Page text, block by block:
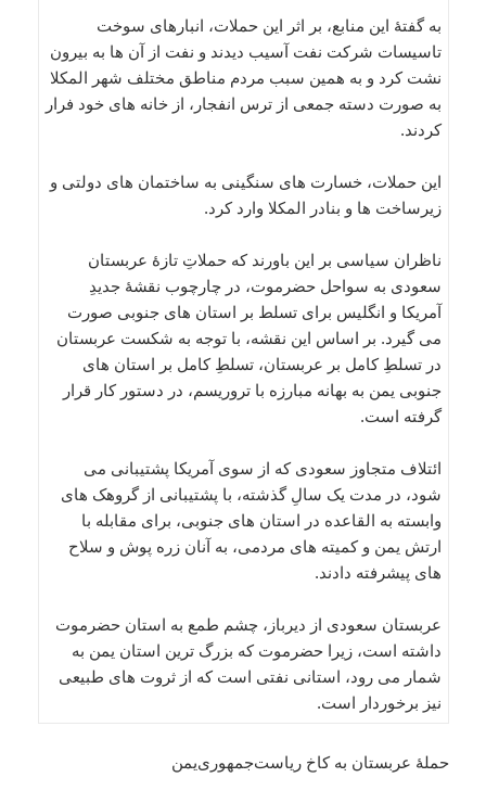
به گفتۀ این منابع، بر اثر این حملات، انبارهای سوخت
تاسیسات شرکت نفت آسیب دیدند و نفت از آن ها به بیرون
نشت کرد و به همین سبب مردم مناطق مختلف شهر المکلا
به صورت دسته جمعی از ترس انفجار، از خانه های خود فرار
کردند.
این حملات، خسارت های سنگینی به ساختمان های دولتی و
زیرساخت ها و بنادر المکلا وارد کرد.
ناظران سیاسی بر این باورند که حملاتِ تازۀ عربستان
سعودی به سواحل حضرموت، در چارچوب نقشۀ جدیدِ
آمریکا و انگلیس برای تسلط بر استان های جنوبی صورت
می گیرد. بر اساس این نقشه، با توجه به شکست عربستان
در تسلطِ کامل بر عربستان، تسلطِ کامل بر استان های
جنوبی یمن به بهانه مبارزه با تروریسم، در دستور کار قرار
گرفته است.
ائتلاف متجاوز سعودی که از سوی آمریکا پشتیبانی می
شود، در مدت یک سالِ گذشته، با پشتیبانی از گروهک های
وابسته به القاعده در استان های جنوبی، برای مقابله با
ارتش یمن و کمیته های مردمی، به آنان زره پوش و سلاح
های پیشرفته دادند.
عربستان سعودی از دیرباز، چشم طمع به استان حضرموت
داشته است، زیرا حضرموت که بزرگ ترین استان یمن به
شمار می رود، استانی نفتی است که از ثروت های طبیعی
نیز برخوردار است.
حملۀ عربستان به کاخ ریاست‌جمهوری‌یمن